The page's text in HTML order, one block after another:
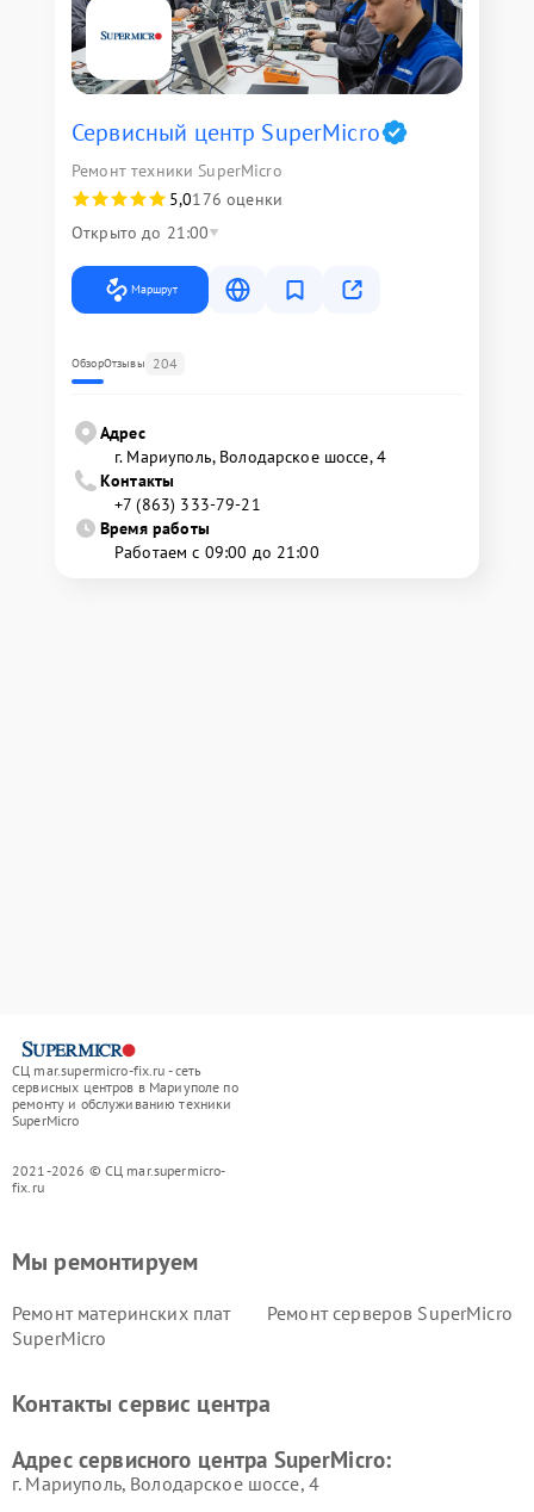
Сервисный центр SuperMicro
Ремонт техники SuperMicro
5,0176 оценки
Открыто до 21:00
Маршрут
ОбзорОтзывы 204
Адрес
г. Мариуполь, Володарское шоссе, 4
Контакты
+7 (863) 333-79-21
Время работы
Работаем с 09:00 до 21:00
СЦ mar.supermicro-fix.ru - сеть
сервисных центров в Мариуполе по
ремонту и обслуживанию техники
SuperMicro
2021-2026 © СЦ mar.supermicro-
fix.ru
Мы ремонтируем
Ремонт материнских плат
SuperMicro
Ремонт серверов SuperMicro
Контакты сервис центра
Адрес сервисного центра SuperMicro:
г. Мариуполь, Володарское шоссе, 4